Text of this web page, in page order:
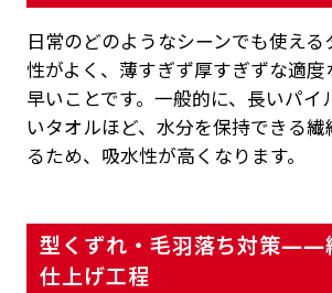
日常のどのようなシーンでも使え
性がよく、薄すぎず厚すぎずな適
早いことです。一般的に、長いパイ
いタオルほど、水分を保持できる
るため、吸水性が高くなります。
型くずれ・毛羽落ち対策——
仕上げ工程